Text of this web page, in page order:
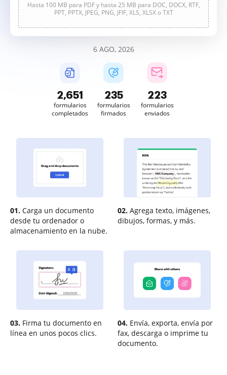
Hasta 100 MB para PDF y hasta 25 MB para DOC, DOCX, RTF,
PPT, PPTX, JPEG, PNG, JFIF, XLS, XLSX o TXT
6 AGO, 2026
2,651
formularios
completados
235
formularios
firmados
223
formularios
enviados
01. Carga un documento
desde tu ordenador o
almacenamiento en la nube.
02. Agrega texto, imágenes,
dibujos, formas, y más.
03. Firma tu documento en
línea en unos pocos clics.
04. Envía, exporta, envía por
fax, descarga o imprime tu
documento.